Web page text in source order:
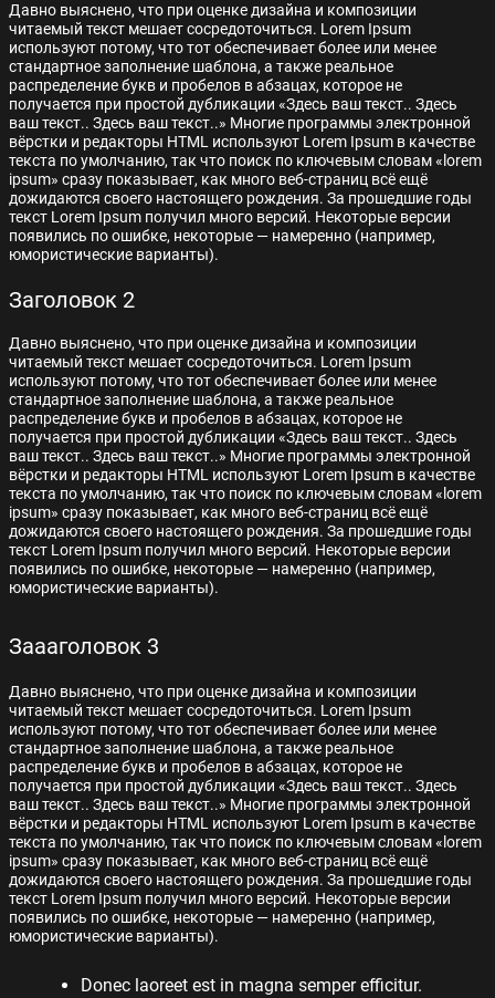
Давно выяснено, что при оценке дизайна и композиции
читаемый текст мешает сосредоточиться. Lorem Ipsum
используют потому, что тот обеспечивает более или менее
стандартное заполнение шаблона, а также реальное
распределение букв и пробелов в абзацах, которое не
получается при простой дубликации «Здесь ваш текст.. Здесь
ваш текст.. Здесь ваш текст..» Многие программы электронной
вёрстки и редакторы HTML используют Lorem Ipsum в качестве
текста по умолчанию, так что поиск по ключевым словам «lorem
ipsum» сразу показывает, как много веб-страниц всё ещё
дожидаются своего настоящего рождения. За прошедшие годы
текст Lorem Ipsum получил много версий. Некоторые версии
появились по ошибке, некоторые — намеренно (например,
юмористические варианты).
Заголовок 2
Давно выяснено, что при оценке дизайна и композиции
читаемый текст мешает сосредоточиться. Lorem Ipsum
используют потому, что тот обеспечивает более или менее
стандартное заполнение шаблона, а также реальное
распределение букв и пробелов в абзацах, которое не
получается при простой дубликации «Здесь ваш текст.. Здесь
ваш текст.. Здесь ваш текст..» Многие программы электронной
вёрстки и редакторы HTML используют Lorem Ipsum в качестве
текста по умолчанию, так что поиск по ключевым словам «lorem
ipsum» сразу показывает, как много веб-страниц всё ещё
дожидаются своего настоящего рождения. За прошедшие годы
текст Lorem Ipsum получил много версий. Некоторые версии
появились по ошибке, некоторые — намеренно (например,
юмористические варианты).
Заааголовок 3
Давно выяснено, что при оценке дизайна и композиции
читаемый текст мешает сосредоточиться. Lorem Ipsum
используют потому, что тот обеспечивает более или менее
стандартное заполнение шаблона, а также реальное
распределение букв и пробелов в абзацах, которое не
получается при простой дубликации «Здесь ваш текст.. Здесь
ваш текст.. Здесь ваш текст..» Многие программы электронной
вёрстки и редакторы HTML используют Lorem Ipsum в качестве
текста по умолчанию, так что поиск по ключевым словам «lorem
ipsum» сразу показывает, как много веб-страниц всё ещё
дожидаются своего настоящего рождения. За прошедшие годы
текст Lorem Ipsum получил много версий. Некоторые версии
появились по ошибке, некоторые — намеренно (например,
юмористические варианты).
Donec laoreet est in magna semper efficitur.